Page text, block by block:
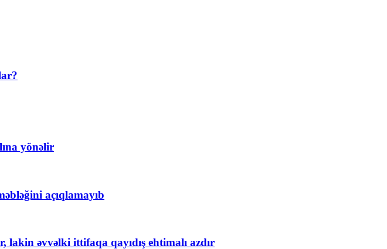
yönəlir
açıqlamayıb
lakin əvvəlki ittifaqa qayıdış ehtimalı azdır